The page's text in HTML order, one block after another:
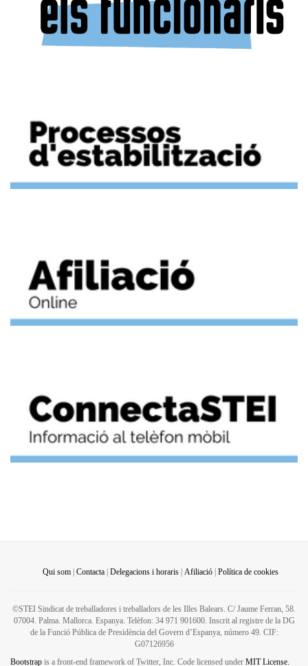
Qui som| Contacta| Delegacions i horaris| Afiliació| Política de cookies
©STEI Sindicat de treballadores i treballadors de les Illes Balears. C/ Jaume Ferran, 58.
07004. Palma. Mallorca. Espanya. Telèfon: 34 971 901600. Inscrit al registre de la DG
de la Funció Pública de Presidència del Govern d’Espanya, número 49. CIF:
G07126956
Bootstrap is a front-end framework of Twitter, Inc. Code licensed under MIT License.